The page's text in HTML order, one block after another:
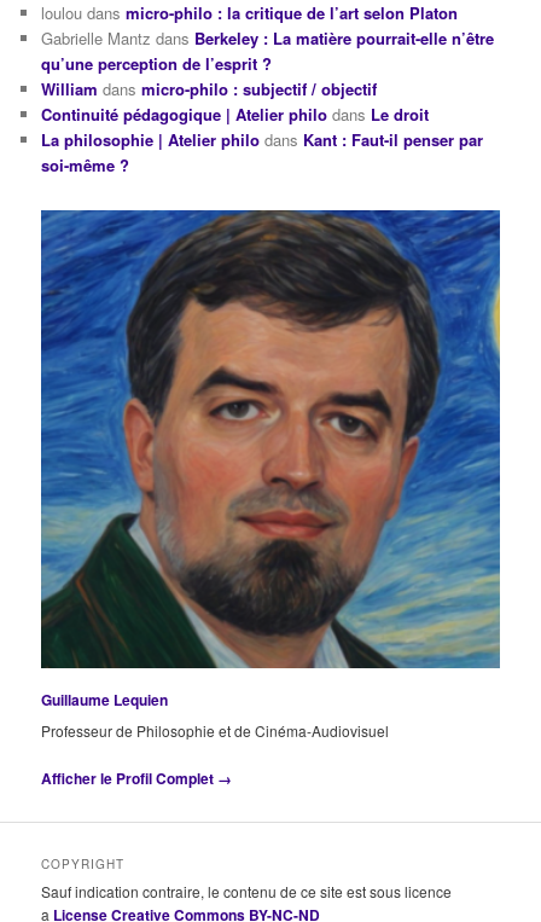
loulou dansmicro-philo : la critique de l’art selon Platon
Gabrielle Mantz dans Berkeley : La matière pourrait-elle n’être
qu’une perception de l’esprit ?
William dansmicro-philo : subjectif / objectif
Continuité pédagogique | Atelier philo dans Le droit
La philosophie | Atelier philo dans Kant : Faut-il penser par
soi-même ?
Guillaume Lequien
Professeur de Philosophie et de Cinéma-Audiovisuel
Afficher le Profil Complet →
COPYRIGHT
Sauf indication contraire, le contenu de ce site est sous licence
a License Creative Commons BY-NC-ND